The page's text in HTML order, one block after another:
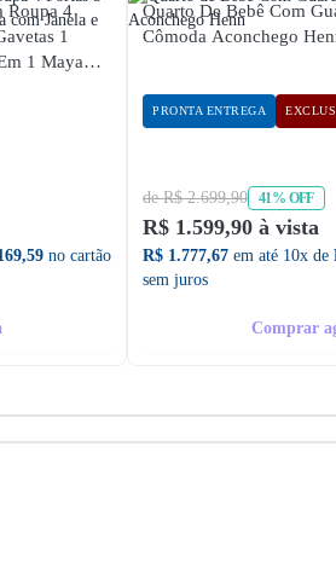
Roupa 4
1
no cartão
Quarto De Bebê Com
Cômoda Aconchego
PRONTA ENTREGA
de R$ 2.699,90 41% OFF
R$ 1.599,90 à vista
R$ 1.777,67 em até 10x de
sem juros
Comprar